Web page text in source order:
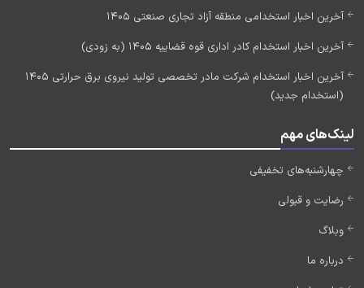
آخرین اخبار استخدامی منطقه آزاد تجاری صنعتی 1405
آخرین اخبار استخدام کادر اداری قوه قضاییه 1405 (به زودی)
آخرین اخبار استخدام شرکت مادر تخصصی تولید نیروی برق حرارتی 1405
(استخدام جدید)
لینک‌های مهم
چهارشنبه‌های تخفیفی
رضایت و قبولی
وبلاگ
درباره ما